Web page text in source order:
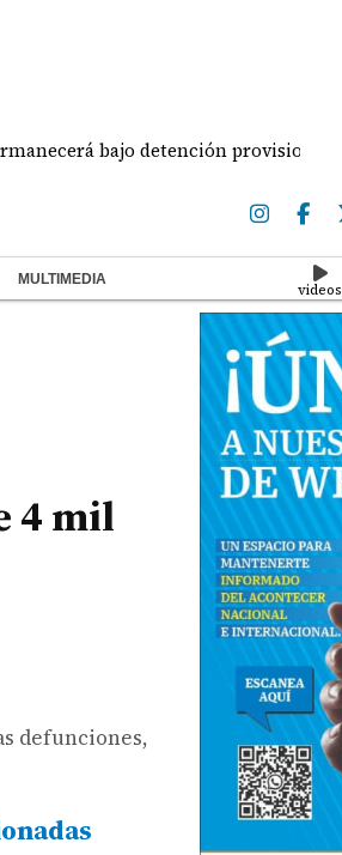
bajo detención provisional
MULTIMEDIA
videos
4 mil
defunciones,